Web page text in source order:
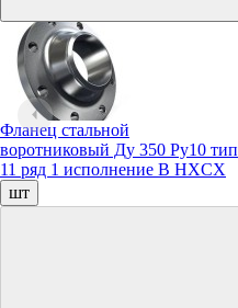
Фланец стальной
воротниковый Ду 350 Ру10 тип
11 ряд 1 исполнение B HXCX
шт